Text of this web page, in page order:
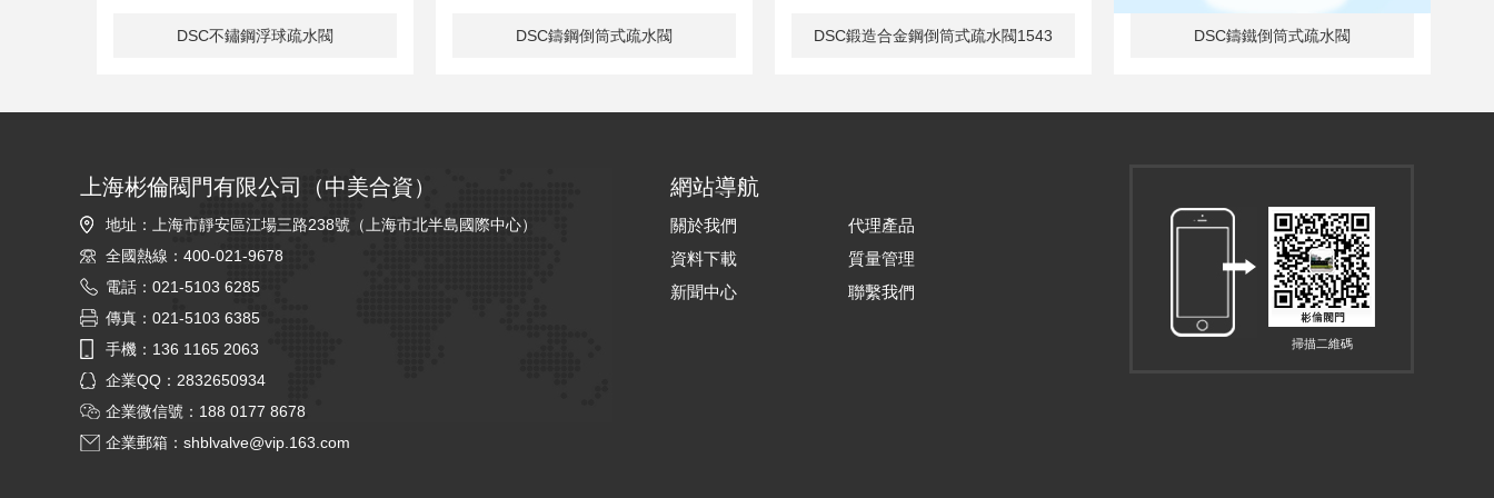
DSC不鏽鋼浮球疏水閥 DSC鑄鋼倒筒式疏水閥 DSC鍛造合金鋼倒筒式疏水閥1543 DSC鑄鐵倒筒式疏水閥
上海彬倫閥門有限公司（中美合資）
地址：上海市靜安區江場三路238號（上海市北半島國際中心）
全國熱線：400-021-9678
電話：021-5103 6285
傳真：021-5103 6385
手機：136 1165 2063
企業QQ：2832650934
企業微信號：188 0177 8678
企業郵箱： shblvalve@vip.163.com
網站導航
關於我們
代理產品
資料下載
質量管理
新聞中心
聯繫我們
掃描二維碼